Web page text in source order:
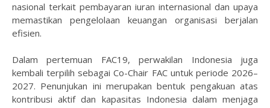
nasional terkait pembayaran iuran internasional dan upaya
memastikan pengelolaan keuangan organisasi berjalan
efisien.
Dalam pertemuan FAC19, perwakilan Indonesia juga
kembali terpilih sebagai Co-Chair FAC untuk periode 2026–
2027. Penunjukan ini merupakan bentuk pengakuan atas
kontribusi aktif dan kapasitas Indonesia dalam menjaga